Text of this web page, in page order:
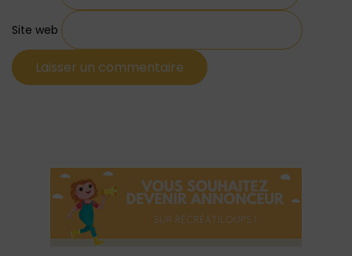
Site web